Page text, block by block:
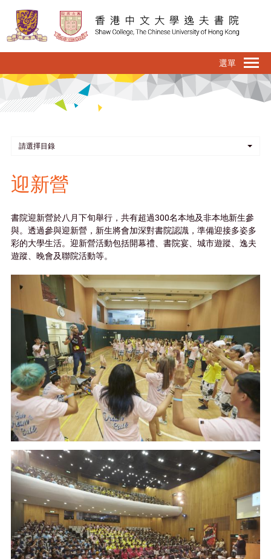
請選擇目錄
迎新營
書院迎新營於八月下旬舉行，共有超過300名本地及非本地新生參
與。透過參與迎新營，新生將會加深對書院認識，準備迎接多姿多
彩的大學生活。迎新營活動包括開幕禮、書院宴、城市遊蹤、逸夫
遊蹤、晚會及聯院活動等。